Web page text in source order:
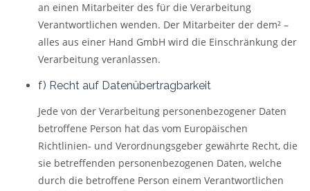
an einen Mitarbeiter des für die Verarbeitung
Verantwortlichen wenden. Der Mitarbeiter der dem² –
alles aus einer Hand GmbH wird die Einschränkung der
Verarbeitung veranlassen.
f) Recht auf Datenübertragbarkeit
Jede von der Verarbeitung personenbezogener Daten
betroffene Person hat das vom Europäischen
Richtlinien- und Verordnungsgeber gewährte Recht, die
sie betreffenden personenbezogenen Daten, welche
durch die betroffene Person einem Verantwortlichen